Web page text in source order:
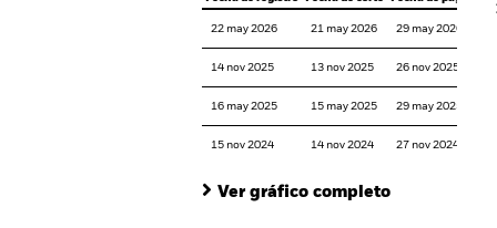
22 may 2026 21 may 2026 29 may 2026
14 nov 2025 13 nov 2025 26 nov 2025
16 may 2025 15 may 2025 29 may 2025
15 nov 2024 14 nov 2024 27 nov 2024
Ver gráfico completo